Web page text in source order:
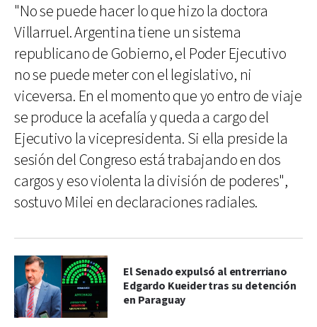
"No se puede hacer lo que hizo la doctora
Villarruel. Argentina tiene un sistema
republicano de Gobierno, el Poder Ejecutivo
no se puede meter con el legislativo, ni
viceversa. En el momento que yo entro de viaje
se produce la acefalía y queda a cargo del
Ejecutivo la vicepresidenta. Si ella preside la
sesión del Congreso está trabajando en dos
cargos y eso violenta la división de poderes",
sostuvo Milei en declaraciones radiales.
El Senado expulsó al entrerriano
Edgardo Kueider tras su detención
en Paraguay